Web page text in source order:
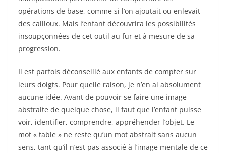
opérations de base, comme si l’on ajoutait ou enlevait
des cailloux. Mais l’enfant découvrira les possibilités
insoupçonnées de cet outil au fur et à mesure de sa
progression.
Il est parfois déconseillé aux enfants de compter sur
leurs doigts. Pour quelle raison, je n’en ai absolument
aucune idée. Avant de pouvoir se faire une image
abstraite de quelque chose, il faut que l’enfant puisse
voir, identifier, comprendre, appréhender l’objet. Le
mot « table » ne reste qu’un mot abstrait sans aucun
sens, tant qu’il n’est pas associé à l’image mentale de ce